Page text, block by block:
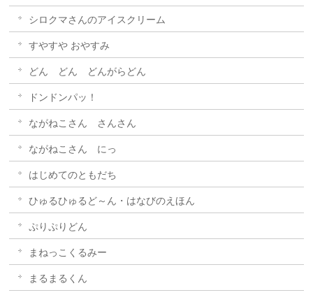
シロクマさんのアイスクリーム
すやすや おやすみ
どん どん どんがらどん
ドンドンパッ！
ながねこさん さんさん
ながねこさん にっ
はじめてのともだち
ひゅるひゅるど～ん・はなびのえほん
ぷりぷりどん
まねっこくるみー
まるまるくん